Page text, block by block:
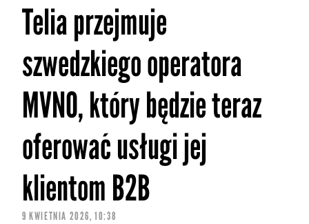
Telia przejmuje
szwedzkiego operatora
MVNO, który będzie teraz
oferować usługi jej
klientom B2B
9 KWIETNIA 2026, 10:38